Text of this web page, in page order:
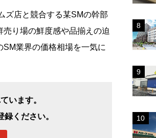
ズ店と競合する某SMの幹部
り場の鮮度感や品揃えの迫
業界の価格相場を一気に
います。
ください。